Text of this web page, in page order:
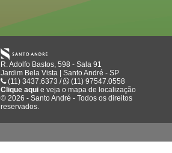
R. Adolfo Bastos, 598 - Sala 91
Jardim Bela Vista | Santo André - SP
(11) 3437.6373 /
(11) 97547.0558
Clique aqui e veja o mapa de localização
© 2026 - Santo André - Todos os direitos
reservados.